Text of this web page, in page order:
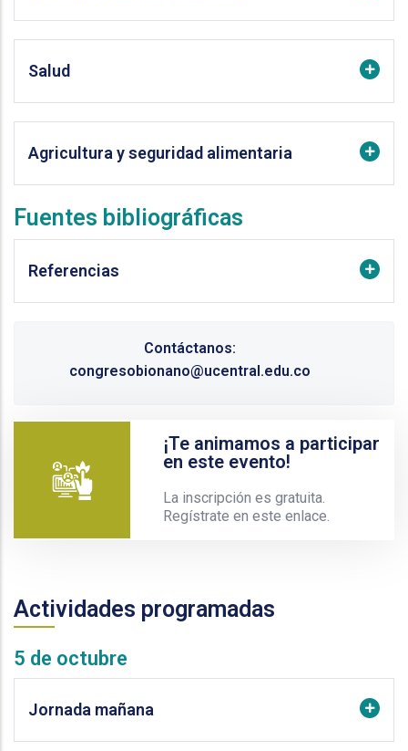
Salud
Agricultura y seguridad alimentaria
Fuentes bibliográficas
Referencias
Contáctanos:
congresobionano@ucentral.edu.co
¡Te animamos a participar
en este evento!
La inscripción es gratuita.
Regístrate en este enlace.
Actividades programadas
5 de octubre
Jornada mañana